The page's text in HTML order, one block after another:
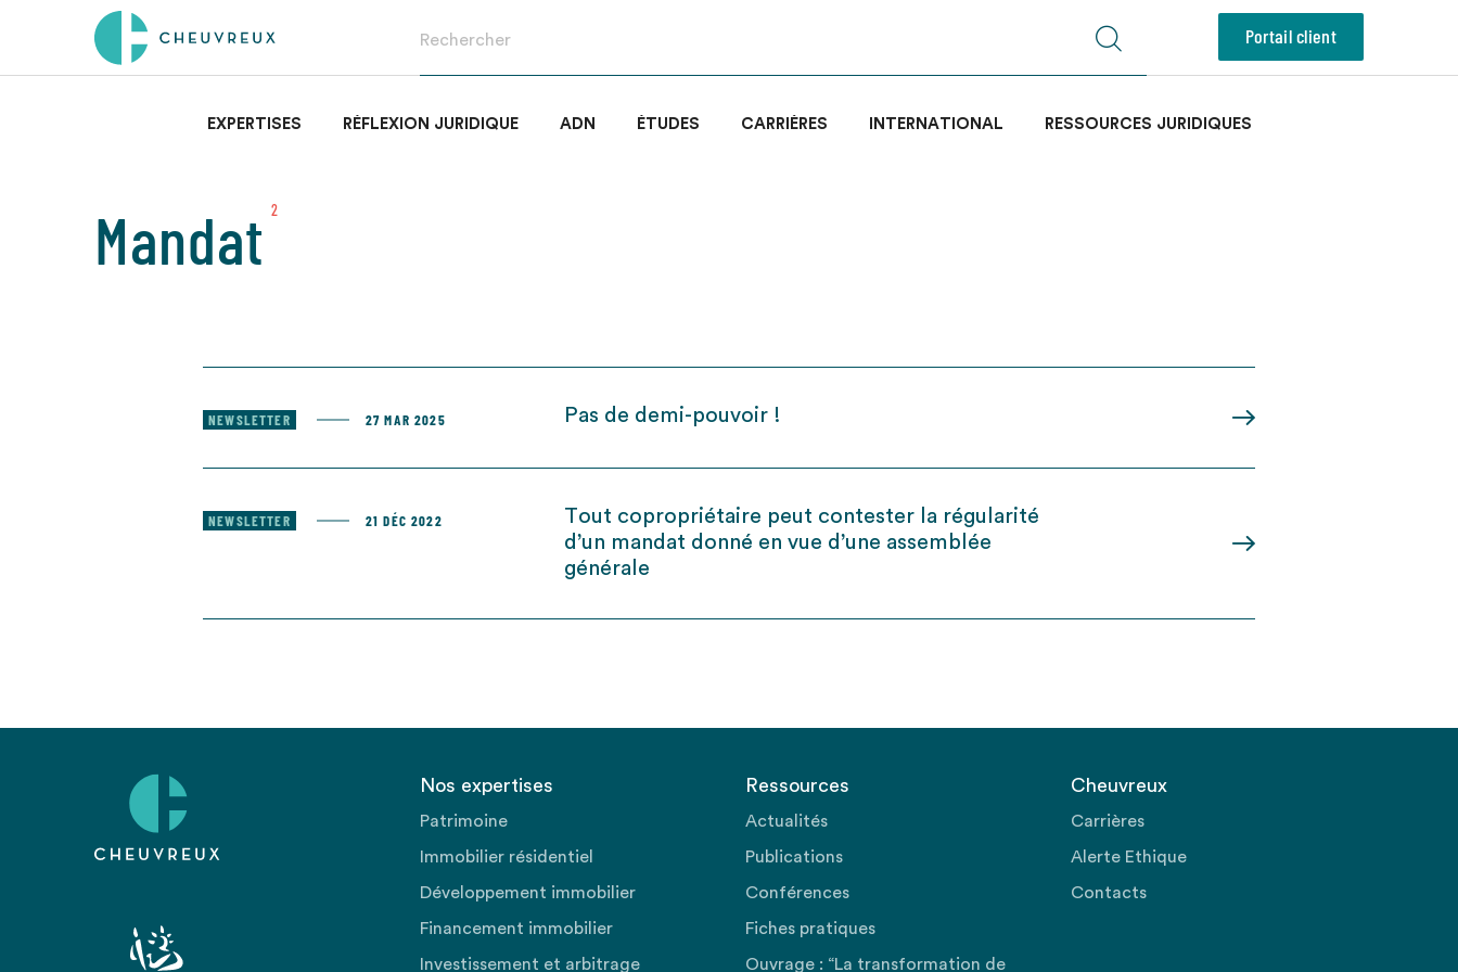
Portail client
EXPERTISES RÉFLEXION JURIDIQUE ADN ÉTUDES CARRIÈRES INTERNATIONAL RESSOURCES JURIDIQUES
Mandat 2
NEWSLETTER 27 MAR 2025 Pas de demi-pouvoir !
NEWSLETTER 21 DÉC 2022
Tout copropriétaire peut contester la régularité
d’un mandat donné en vue d’une assemblée
générale
Nos expertises
Patrimoine
Immobilier résidentiel
Développement immobilier
Financement immobilier
Investissement et arbitrage
Ressources
Actualités
Publications
Conférences
Fiches pratiques
Ouvrage : “La transformation de
Cheuvreux
Carrières
Alerte Ethique
Contacts